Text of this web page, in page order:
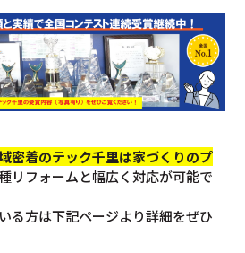
密着のテック千里は家づくりのプ
リフォームと幅広く対応が可能で
る方は下記ページより詳細をぜひ